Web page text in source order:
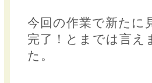
今回の作業で新たに
完了！とまでは言え
た。